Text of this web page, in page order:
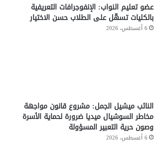
عضو تعليم النواب: الإنفوجرافات التعريفية
بالكليات تسهّل على الطلاب حسن الاختيار
6 أغسطس، 2026
النائب ميشيل الجمل: مشروع قانون مواجهة
مخاطر السوشيال ميديا ضرورة لحماية الأسرة
وصون حرية التعبير المسؤولة
6 أغسطس، 2026